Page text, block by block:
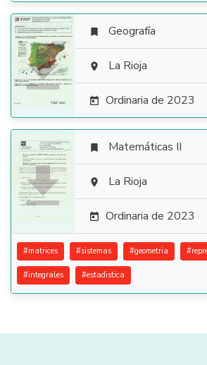

 Geografía
 La Rioja
 Ordinaria de 2023

 Matemáticas II
 La Rioja
 Ordinaria de 2023
#matrices #sistemas #geometria #
#integrales #estadistica